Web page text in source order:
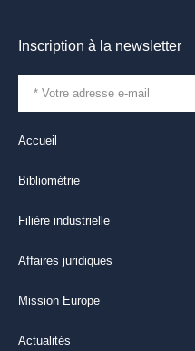
Accueil
Bibliométrie
Filière industrielle
Affaires juridiques
Mission Europe
Actualités
Inscription à la newsletter